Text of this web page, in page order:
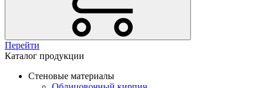
Перейти
Каталог продукции
Стеновые материалы